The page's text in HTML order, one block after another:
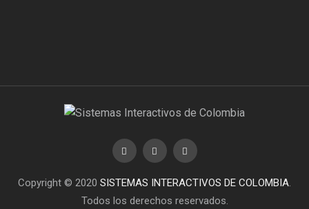
Copyright © 2020 SISTEMAS INTERACTIVOS DE COLOMBIA
Todos los derechos reservados.